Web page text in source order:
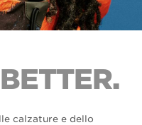
BETTER.
calzature e dello